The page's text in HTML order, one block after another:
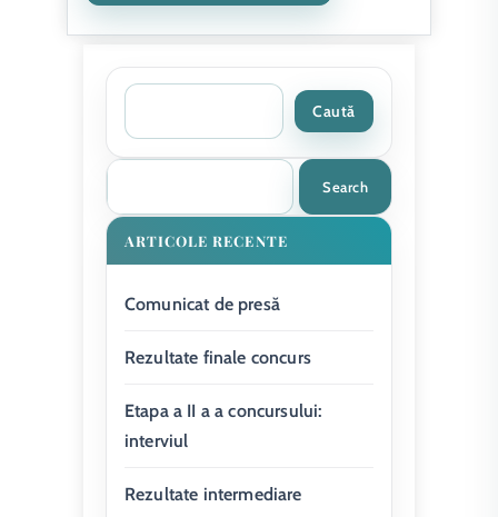
Caută
Search
ARTICOLE RECENTE
Comunicat de presă
Rezultate finale concurs
Etapa a II a a concursului:
interviul
Rezultate intermediare